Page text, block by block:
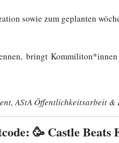
sowie zum geplanten
bringt
AStA Öffentlichkeitsarbeit &
🥳 Castle Beats